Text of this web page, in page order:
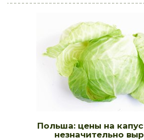
Польша: цены на
незначительно